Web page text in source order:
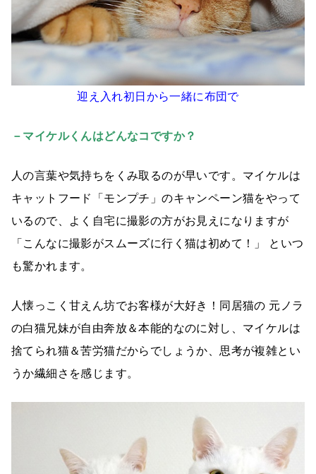
迎え入れ初日から一緒に布団で
－マイケルくんはどんなコですか？
人の言葉や気持ちをくみ取るのが早いです。マイケルは
キャットフード「モンプチ」のキャンペーン猫をやって
いるので、よく自宅に撮影の方がお見えになりますが
「こんなに撮影がスムーズに行く猫は初めて！」 といつ
も驚かれます。
人懐っこく甘えん坊でお客様が大好き！同居猫の 元ノラ
の白猫兄妹が自由奔放＆本能的なのに対し、マイケルは
捨てられ猫＆苦労猫だからでしょうか、思考が複雑とい
うか繊細さを感じます。